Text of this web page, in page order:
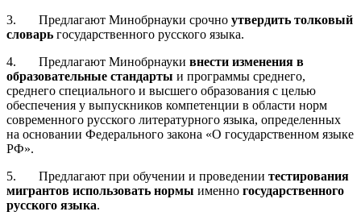
3.
Предлагают Минобрнауки срочно утвердить толковый
словарь государственного русского языка.
4.
Предлагают Минобрнауки внести изменения в
образовательные стандарты и программы среднего,
среднего специального и высшего образования с целью
обеспечения у выпускников компетенции в области норм
современного русского литературного языка, определенных
на основании Федерального закона «О государственном языке
РФ».
5.
Предлагают при обучении и проведении тестирования
мигрантов использовать нормы именно государственного
русского языка.